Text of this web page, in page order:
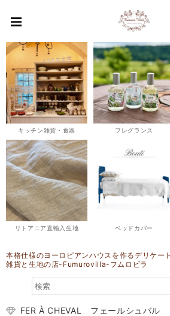
キッチン雑貨・食器 フレグランス
リトアニア直輸入生地 ベッドカバー
本格仕様のヨーロピアンハウスを作るデリケー
雑貨と生地の店-Fumurovilla-フムロビラ
FER À CHEVAL フェールシュバル